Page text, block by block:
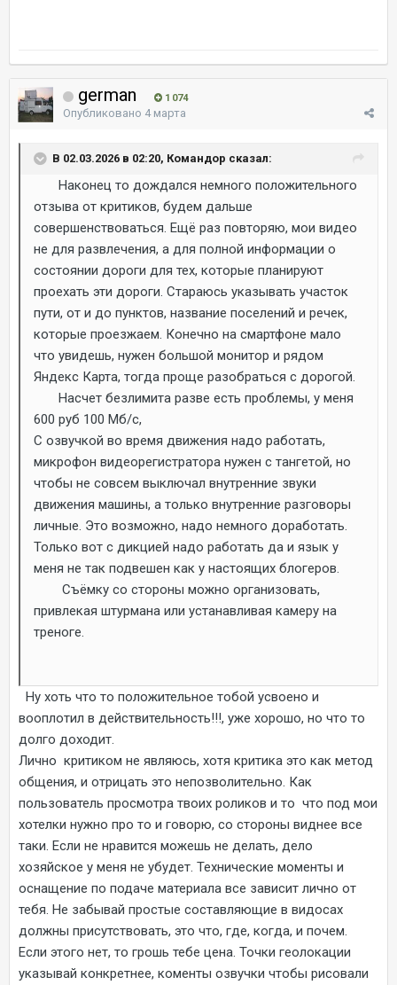
german 1 074
Опубликовано 4 марта
В 02.03.2026 в 02:20, Командор сказал:
Наконец то дождался немного положительного
отзыва от критиков, будем дальше
совершенствоваться. Ещё раз повторяю, мои видео
не для развлечения, а для полной информации о
состоянии дороги для тех, которые планируют
проехать эти дороги. Стараюсь указывать участок
пути, от и до пунктов, название поселений и речек,
которые проезжаем. Конечно на смартфоне мало
что увидешь, нужен большой монитор и рядом
Яндекс Карта, тогда проще разобраться с дорогой.
Насчет безлимита разве есть проблемы, у меня
600 руб 100 Мб/с,
С озвучкой во время движения надо работать,
микрофон видеорегистратора нужен с тангетой, но
чтобы не совсем выключал внутренние звуки
движения машины, а только внутренние разговоры
личные. Это возможно, надо немного доработать.
Только вот с дикцией надо работать да и язык у
меня не так подвешен как у настоящих блогеров.
Съёмку со стороны можно организовать,
привлекая штурмана или устанавливая камеру на
треноге.
Ну хоть что то положительное тобой усвоено и
вооплотил в действительность!!!, уже хорошо, но что то
долго доходит.
Лично критиком не являюсь, хотя критика это как метод
общения, и отрицать это непозволительно. Как
пользователь просмотра твоих роликов и то что под мои
хотелки нужно про то и говорю, со стороны виднее все
таки. Если не нравится можешь не делать, дело
хозяйское у меня не убудет. Технические моменты и
оснащение по подаче материала все зависит лично от
тебя. Не забывай простые составляющие в видосах
должны присутствовать, это что, где, когда, и почем.
Если этого нет, то грошь тебе цена. Точки геолокации
указывай конкретнее, коменты озвучки чтобы рисовали